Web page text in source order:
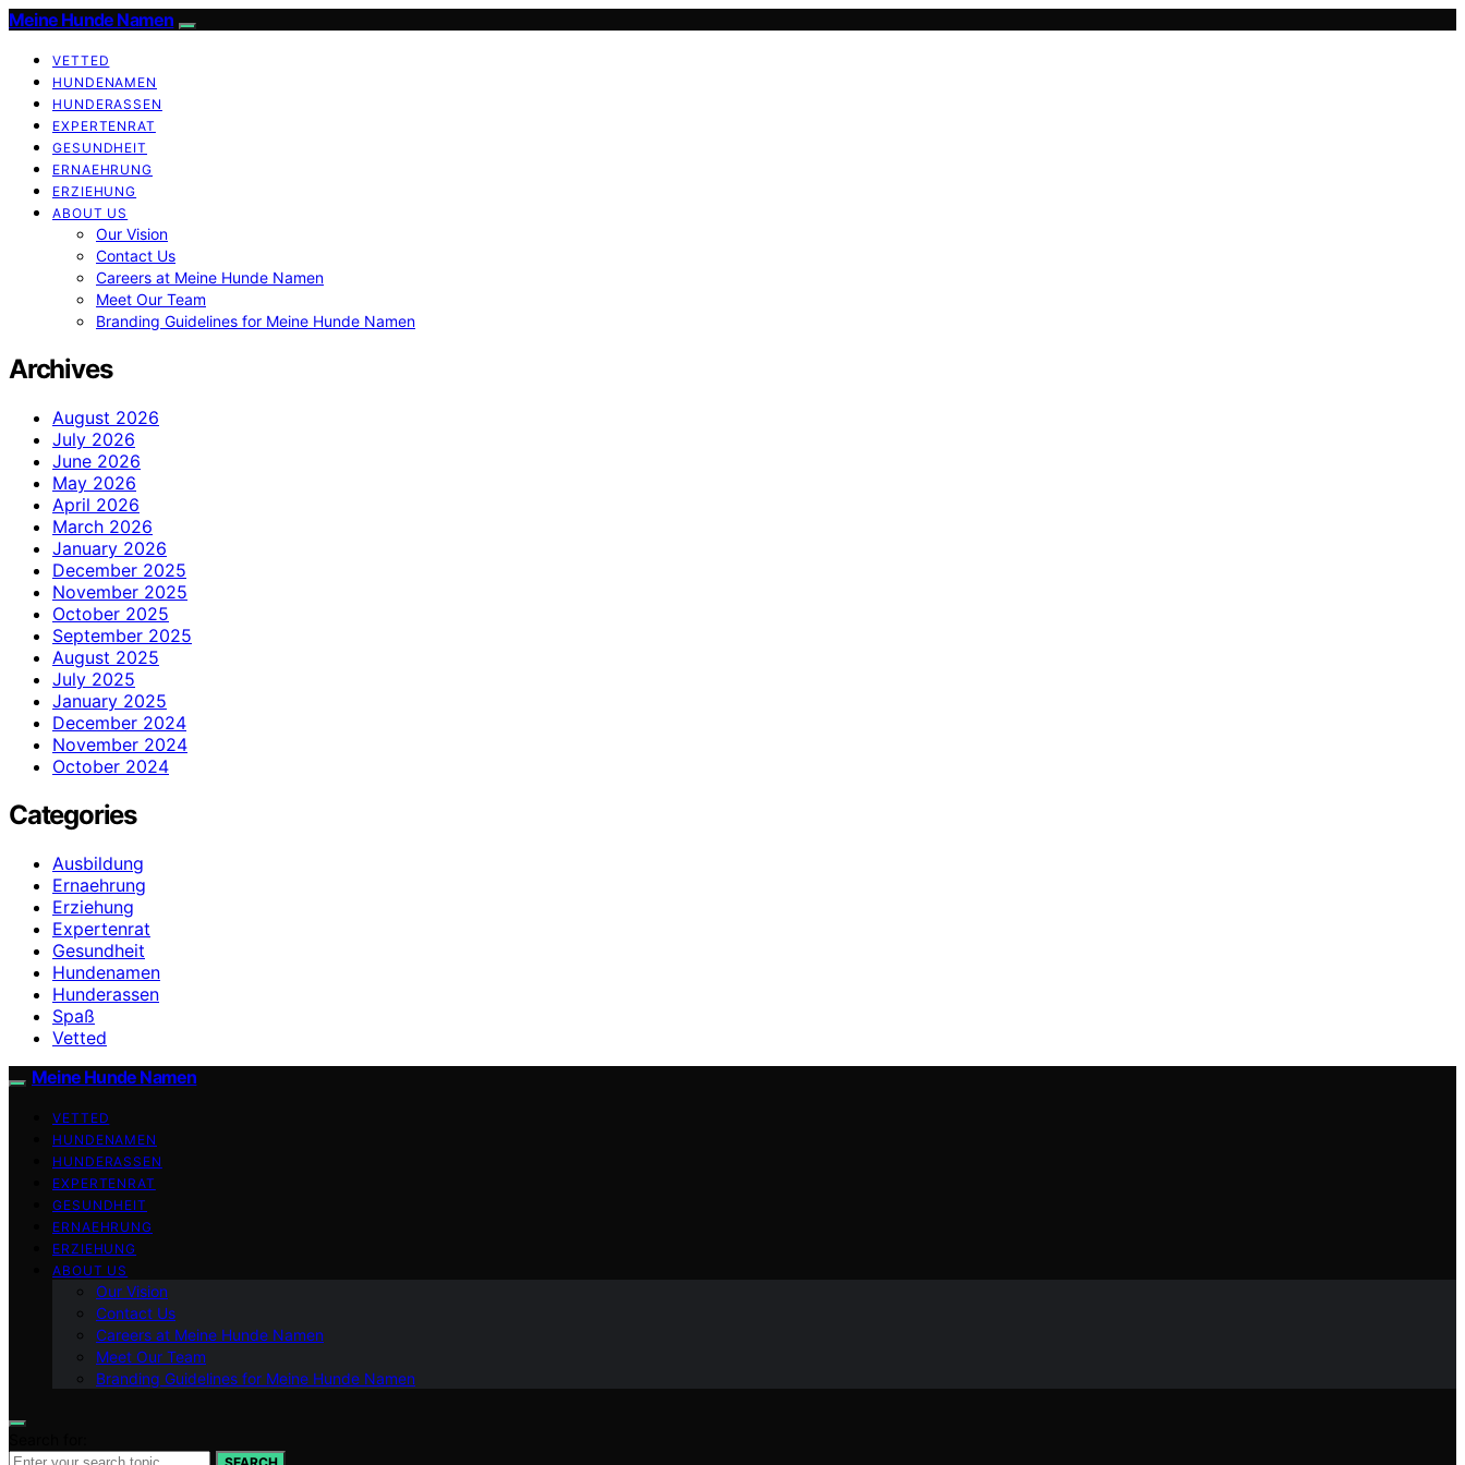
Meine Hunde Namen
VETTED
HUNDENAMEN
HUNDERASSEN
EXPERTENRAT
GESUNDHEIT
ERNAEHRUNG
ERZIEHUNG
ABOUT US
Our Vision
Contact Us
Careers at Meine Hunde Namen
Meet Our Team
Branding Guidelines for Meine Hunde Namen
Archives
August 2026
July 2026
June 2026
May 2026
April 2026
March 2026
January 2026
December 2025
November 2025
October 2025
September 2025
August 2025
July 2025
January 2025
December 2024
November 2024
October 2024
Categories
Ausbildung
Ernaehrung
Erziehung
Expertenrat
Gesundheit
Hundenamen
Hunderassen
Spaß
Vetted
Meine Hunde Namen
VETTED
HUNDENAMEN
HUNDERASSEN
EXPERTENRAT
GESUNDHEIT
ERNAEHRUNG
ERZIEHUNG
ABOUT US
Our Vision
Contact Us
Careers at Meine Hunde Namen
Meet Our Team
Branding Guidelines for Meine Hunde Namen